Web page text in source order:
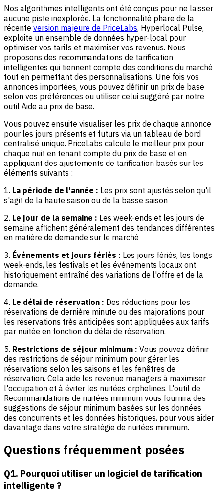
Nos algorithmes intelligents ont été conçus pour ne laisser
aucune piste inexplorée. La fonctionnalité phare de la
récente version majeure de PriceLabs, Hyperlocal Pulse,
exploite un ensemble de données hyper-local pour
optimiser vos tarifs et maximiser vos revenus. Nous
proposons des recommandations de tarification
intelligentes qui tiennent compte des conditions du marché
tout en permettant des personnalisations. Une fois vos
annonces importées, vous pouvez définir un prix de base
selon vos préférences ou utiliser celui suggéré par notre
outil Aide au prix de base.
Vous pouvez ensuite visualiser les prix de chaque annonce
pour les jours présents et futurs via un tableau de bord
centralisé unique. PriceLabs calcule le meilleur prix pour
chaque nuit en tenant compte du prix de base et en
appliquant des ajustements de tarification basés sur les
éléments suivants :
1. La période de l'année : Les prix sont ajustés selon qu'il
s'agit de la haute saison ou de la basse saison
2. Le jour de la semaine : Les week-ends et les jours de
semaine affichent généralement des tendances différentes
en matière de demande sur le marché
3. Événements et jours fériés : Les jours fériés, les longs
week-ends, les festivals et les événements locaux ont
historiquement entraîné des variations de l'offre et de la
demande.
4. Le délai de réservation : Des réductions pour les
réservations de dernière minute ou des majorations pour
les réservations très anticipées sont appliquées aux tarifs
par nuitée en fonction du délai de réservation.
5. Restrictions de séjour minimum : Vous pouvez définir
des restrictions de séjour minimum pour gérer les
réservations selon les saisons et les fenêtres de
réservation. Cela aide les revenue managers à maximiser
l'occupation et à éviter les nuitées orphelines. L'outil de
Recommandations de nuitées minimum vous fournira des
suggestions de séjour minimum basées sur les données
des concurrents et les données historiques, pour vous aider
davantage dans votre stratégie de nuitées minimum.
Questions fréquemment posées
Q1. Pourquoi utiliser un logiciel de tarification
intelligente ?